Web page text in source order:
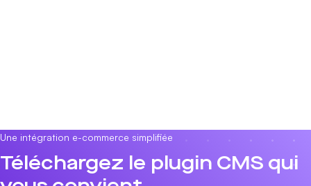
Une intégration e-commerce simplifiée
Téléchargez le plugin CMS qui